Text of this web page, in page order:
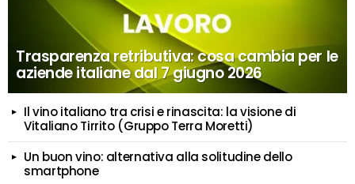
Trasparenza retributiva: cosa cambia per le
aziende italiane dal 7 giugno 2026
Il vino italiano tra crisi e rinascita: la visione di
Vitaliano Tirrito (Gruppo Terra Moretti)
Un buon vino: alternativa alla solitudine dello
smartphone